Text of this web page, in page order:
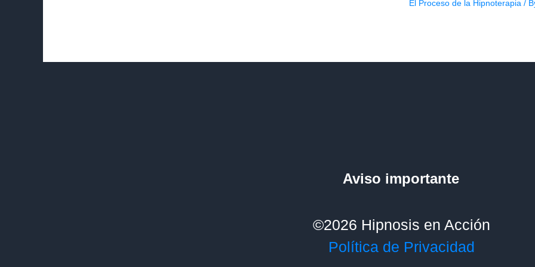
El Proceso de la Hipnoterapia/
Aviso importante
©2026 Hipnosis en Acción
Política de Privacidad